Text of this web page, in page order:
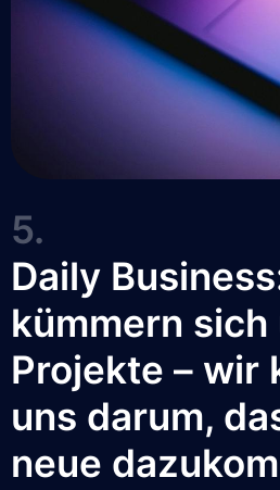
5.
Daily
kümmern sich
Projekte – wir
uns darum,
neue